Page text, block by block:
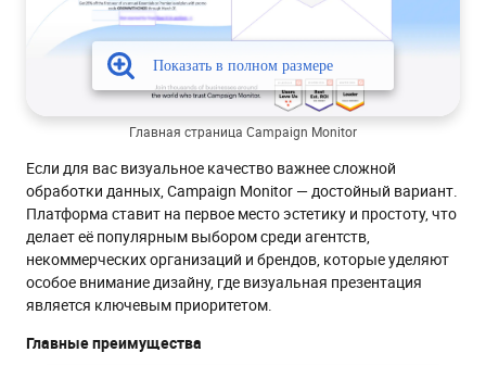
Главная страница Campaign Monitor
Если для вас визуальное качество важнее сложной
обработки данных, Campaign Monitor — достойный вариант.
Платформа ставит на первое место эстетику и простоту, что
делает её популярным выбором среди агентств,
некоммерческих организаций и брендов, которые уделяют
особое внимание дизайну, где визуальная презентация
является ключевым приоритетом.
Главные преимущества